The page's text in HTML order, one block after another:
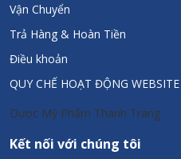
Vận Chuyển
Trả Hàng & Hoàn Tiền
Điều khoản
QUY CHẾ HOẠT ĐỘNG WEBSITE
Dược Mỹ Phẩm Thanh Trang
Kết nối với chúng tôi